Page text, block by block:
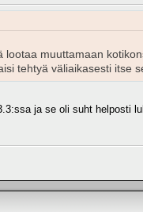
muuttamaan
tehtyä väliaikasesti itse
ja se oli suht helposti